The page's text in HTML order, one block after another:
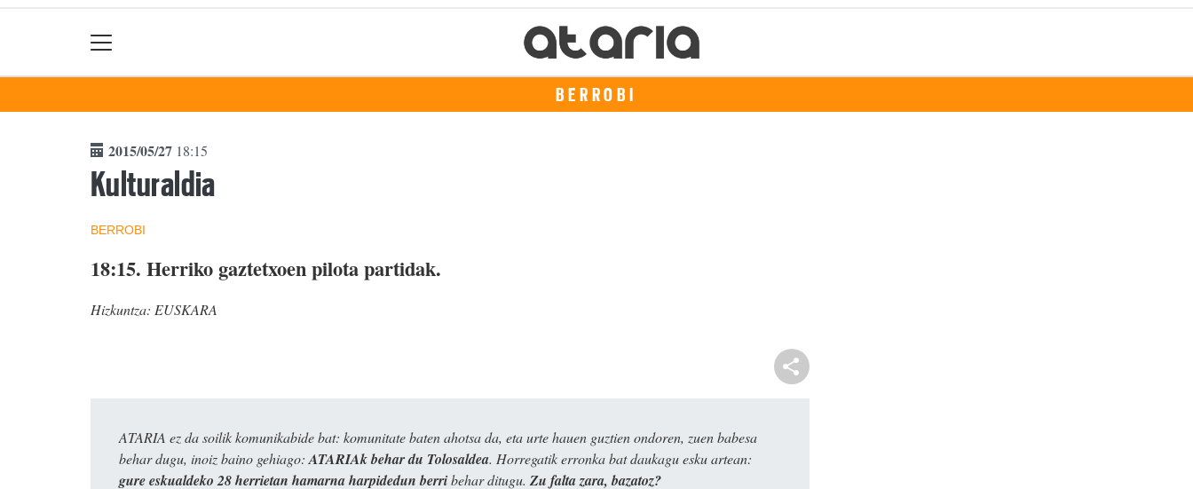
BERROBI
2015/05/27 18:15
Kulturaldia
BERROBI
18:15. Herriko gaztetxoen pilota partidak.
Hizkuntza: EUSKARA
ATARIA ez da soilik komunikabide bat: komunitate baten ahotsa da, eta urte hauen guztien ondoren, zuen babesa
behar dugu, inoiz baino gehiago: ATARIAk behar du Tolosaldea. Horregatik erronka bat daukagu esku artean:
gure eskualdeko 28 herrietan hamarna harpidedun berribehar ditugu. Zu falta zara, bazatoz?